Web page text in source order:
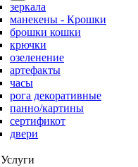
зеркала
манекены - Крошки
брошки кошки
крючки
озеленение
артефакты
часы
рога декоративные
панно/картины
сертификот
двери
Услуги